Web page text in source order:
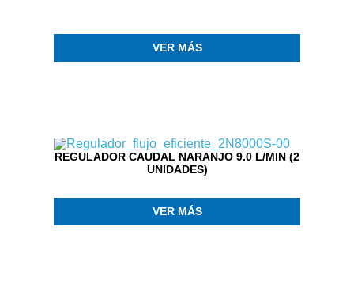
VER MÁS
REGULADOR CAUDAL NARANJO 9.0 L/MIN (2
UNIDADES)
VER MÁS